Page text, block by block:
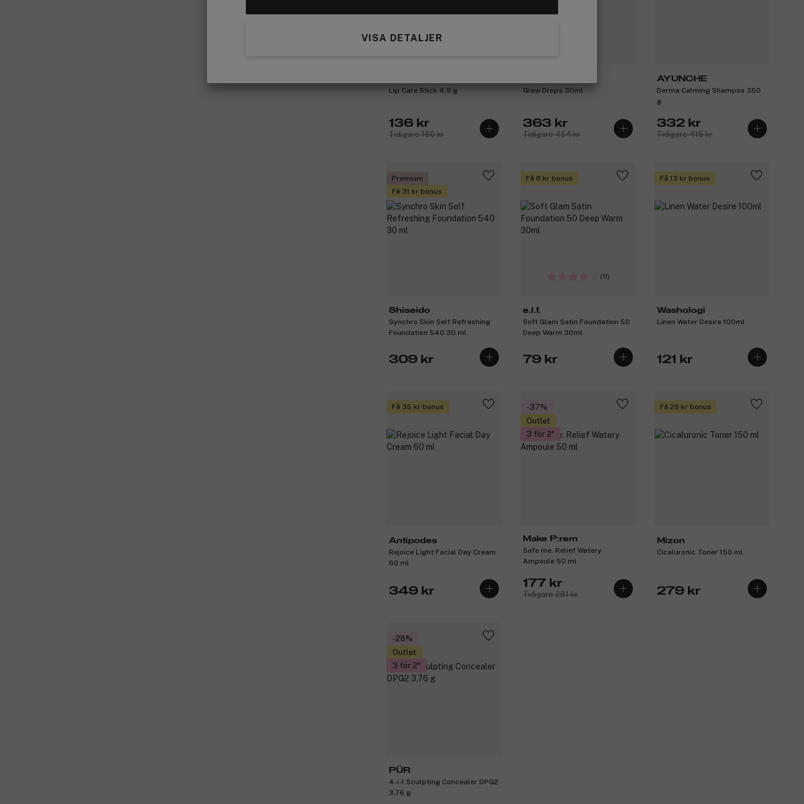
VISA DETALJER
Lip Care Stick 4,9 g
136 kr
Tidigare 160 kr
Glow Drops 30ml
363 kr
Tidigare 454 kr
AYUNCHE
Derma Calming Shampoo 350
g
332 kr
Tidigare 415 kr
Premium
Få 31 kr bonus
Shiseido
Synchro Skin Self Refreshing
Foundation 540 30 ml
309 kr
Få 8 kr bonus
(11)
e.l.f.
Soft Glam Satin Foundation 50
Deep Warm 30ml
79 kr
Få 13 kr bonus
Washologi
Linen Water Desire 100ml
121 kr
Få 35 kr bonus
Antipodes
Rejoice Light Facial Day Cream
60 ml
349 kr
-37%
Outlet
3 för 2
Make P:rem
Safe me. Relief Watery
Ampoule 50 ml
177 kr
Tidigare 281 kr
Få 28 kr bonus
Mizon
Cicaluronic Toner 150 ml
279 kr
-28%
Outlet
3 för 2
PÜR
4-i-1 Sculpting Concealer DPG2
3,76 g